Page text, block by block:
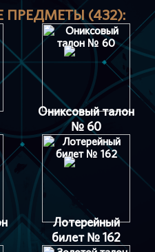
ПРЕДМЕТЫ (432):
Ониксовый талон
№ 60
Лотерейный
билет № 162